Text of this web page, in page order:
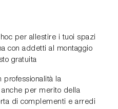
per allestire i tuoi spazi
con addetti al montaggio
gratuita
professionalità la
anche per merito della
di complementi e arredi